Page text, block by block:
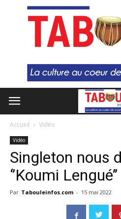
Accueil Vidéo
Vidéo
Singleton nous
‘’Koumi
Par Tabouleinfos.com - 15 mai 2022